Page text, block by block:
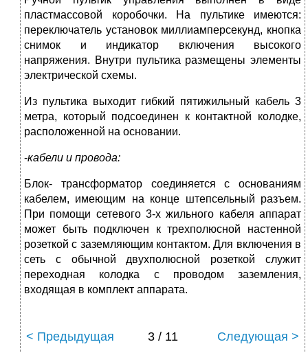
пластмассовой коробочки. На пультике имеются:
переключатель установок миллиамперсекунд, кнопка
снимок и индикатор включения высокого
напряжения. Внутри пультика размещены элементы
электрической схемы.
Из пультика выходит гибкий пятижильный кабель 3
метра, который подсоединен к контактной колодке,
расположенной на основании.
-кабели и провода:
Блок- трансформатор соединяется с основаниям
кабелем, имеющим на конце штепсельный разъем.
При помощи сетевого 3-х жильного кабеля аппарат
может быть подключен к трехполюсной настенной
розеткой с заземляющим контактом. Для включения в
сеть с обычной двухполюсной розеткой служит
переходная колодка с проводом заземления,
входящая в комплект аппарата.
< Предыдущая 3 / 11 Следующая >